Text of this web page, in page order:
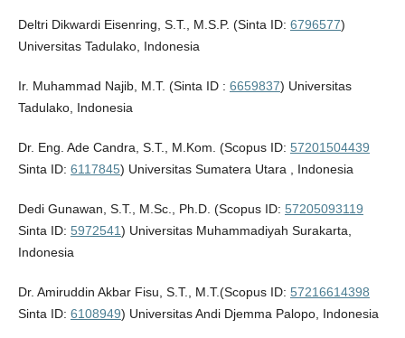
Deltri Dikwardi Eisenring, S.T., M.S.P. (Sinta ID: 6796577)
Universitas Tadulako, Indonesia
Ir. Muhammad Najib, M.T. (Sinta ID : 6659837) Universitas
Tadulako, Indonesia
Dr. Eng. Ade Candra, S.T., M.Kom. (Scopus ID: 57201504439
Sinta ID: 6117845) Universitas Sumatera Utara , Indonesia
Dedi Gunawan, S.T., M.Sc., Ph.D. (Scopus ID: 57205093119
Sinta ID: 5972541) Universitas Muhammadiyah Surakarta,
Indonesia
Dr. Amiruddin Akbar Fisu, S.T., M.T.(Scopus ID: 57216614398
Sinta ID: 6108949) Universitas Andi Djemma Palopo, Indonesia